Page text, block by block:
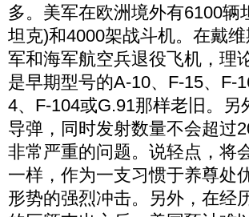
多。美军在欧洲境外有6100
坦克)和4000架战斗机。在戴
军和海军航空兵退役飞机，理
是早期型号的A-10、F-15、F-
4、F-104或G.91那样老旧。
导弹，同时发射数量不会超过
非常严重的问题。说轻点，将
一样，作为一支习惯于养尊处
形势的强烈冲击。另外，在经